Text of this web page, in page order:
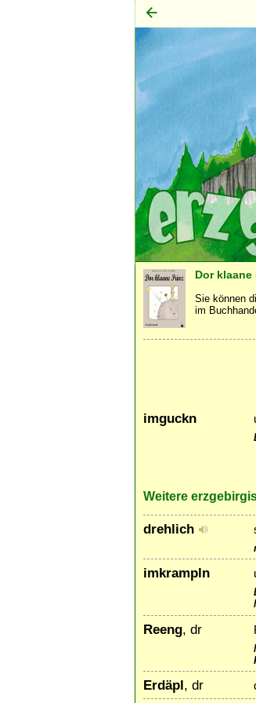
Mensch
Dor
Sie können
im
imguckn
Weitere
drehlich
imkrampln
Reeng, dr
Erdäpl, dr